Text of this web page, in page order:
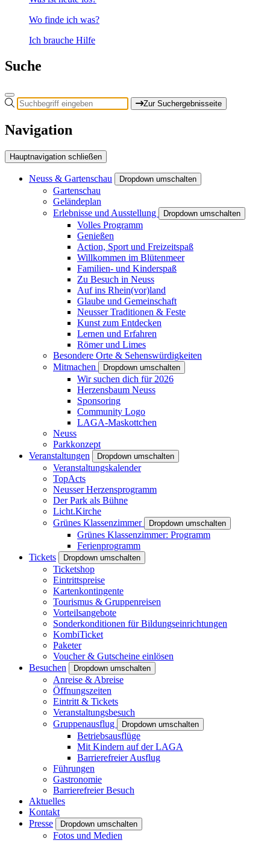
Wo finde ich was?
Ich brauche Hilfe
Suche
Zur Suchergebnisseite
Navigation
Hauptnavigation schließen
Neuss & Gartenschau Dropdown umschalten
Gartenschau
Geländeplan
Erlebnisse und Ausstellung
Dropdown umschalten
Volles Programm
Genießen
Action, Sport und Freizeitspaß
Willkommen im Blütenmeer
Familien- und Kinderspaß
Zu Besuch in Neuss
Auf ins Rhein(vor)land
Glaube und Gemeinschaft
Neusser Traditionen & Feste
Kunst zum Entdecken
Lernen und Erfahren
Römer und Limes
Besondere Orte & Sehenswürdigkeiten
Mitmachen
Dropdown umschalten
Wir suchen dich für 2026
Herzensbaum Neuss
Sponsoring
Community Logo
LAGA-Maskottchen
Neuss
Parkkonzept
Veranstaltungen
Dropdown umschalten
Veranstaltungskalender
TopActs
Neusser Herzensprogramm
Der Park als Bühne
Licht.Kirche
Grünes Klassenzimmer
Dropdown umschalten
Grünes Klassenzimmer: Programm
Ferienprogramm
Tickets
Dropdown umschalten
Ticketshop
Eintrittspreise
Kartenkontingente
Tourismus & Gruppenreisen
Vorteilsangebote
Sonderkonditionen für Bildungseinrichtungen
KombiTicket
Paketer
Voucher & Gutscheine einlösen
Besuchen
Dropdown umschalten
Anreise & Abreise
Öffnungszeiten
Eintritt & Tickets
Veranstaltungsbesuch
Gruppenausflug
Dropdown umschalten
Betriebsausflüge
Mit Kindern auf der LAGA
Barrierefreier Ausflug
Führungen
Gastronomie
Barrierefreier Besuch
Aktuelles
Kontakt
Presse
Dropdown umschalten
Fotos und Medien